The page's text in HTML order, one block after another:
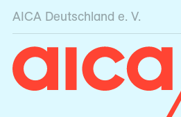
AICA Deutschland e. V.